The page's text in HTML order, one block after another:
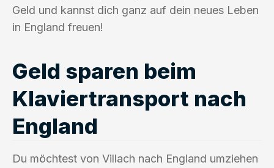
Geld und kannst dich ganz auf dein neues Leben
in England freuen!
Geld sparen beim
Klaviertransport nach
England
Du möchtest von Villach nach England umziehen